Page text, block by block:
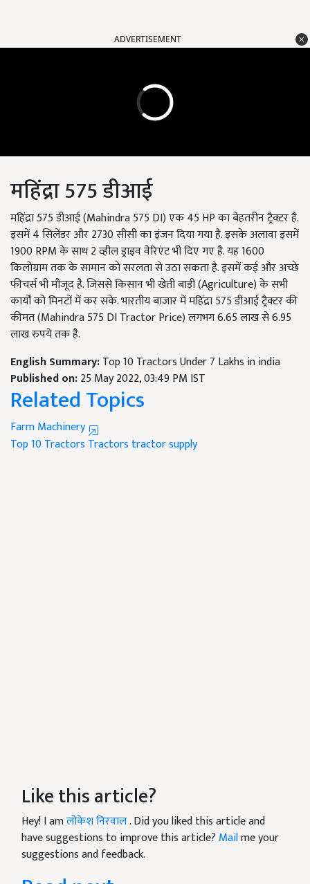
ADVERTISEMENT
महिंद्रा 575 डीआई
महिंद्रा 575 डीआई (Mahindra 575 DI) एक 45 HP का बेहतरीन ट्रैक्टर है.
इसमें 4 सिलेंडर और 2730 सीसी का इंजन दिया गया है. इसके अलावा इसमें
1900 RPM के साथ 2 व्हील ड्राइव वेरिएंट भी दिए गए है. यह 1600
किलोग्राम तक के सामान को सरलता से उठा सकता है. इसमें कई और अच्छे
फीचर्स भी मौजूद है. जिससे किसान भी खेती बाड़ी (Agriculture) के सभी
कार्यों को मिनटों में कर सके. भारतीय बाजार में महिंद्रा 575 डीआई ट्रैक्टर की
कीमत (Mahindra 575 DI Tractor Price) लगभग 6.65 लाख से 6.95
लाख रुपये तक है.
English Summary:Top 10 Tractors Under 7 Lakhs in india
Published on:25 May 2022, 03:49 PM IST
Related Topics
Farm Machinery
Top 10 Tractors Tractors tractor supply
Like this article?
Hey! I amलोकेश निरवाल. Did you liked this article and
have suggestions to improve this article? Mailme your
suggestions and feedback.